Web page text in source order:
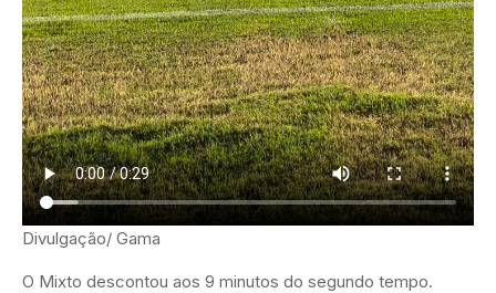
Divulgação/ Gama
O Mixto descontou aos 9 minutos do segundo tempo.